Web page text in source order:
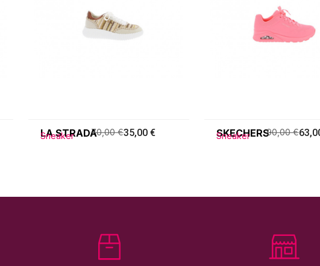
LA STRADA
Sneaker 70,00 €35,00 € SKECHERS
Sneaker 90,00 €